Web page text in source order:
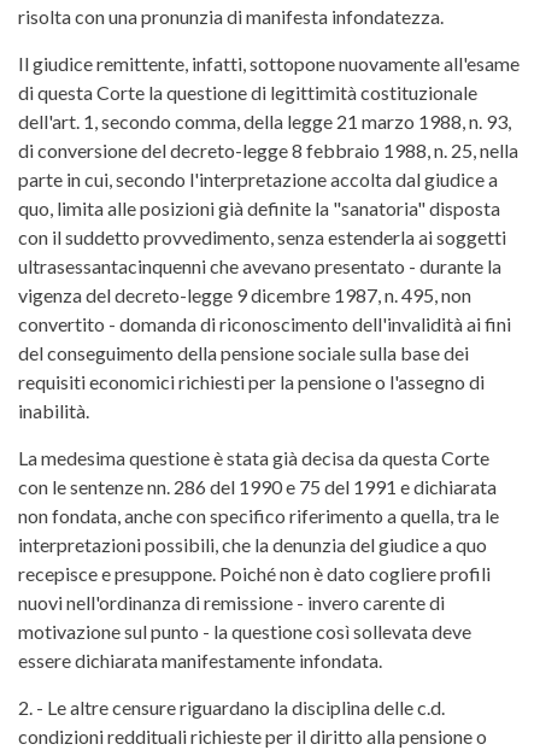
risolta con una pronunzia di manifesta infondatezza.
Il giudice remittente, infatti, sottopone nuovamente all'esame
di questa Corte la questione di legittimità costituzionale
dell'art. 1, secondo comma, della legge 21 marzo 1988, n. 93,
di conversione del decreto-legge 8 febbraio 1988, n. 25, nella
parte in cui, secondo l'interpretazione accolta dal giudice a
quo, limita alle posizioni già definite la "sanatoria" disposta
con il suddetto provvedimento, senza estenderla ai soggetti
ultrasessantacinquenni che avevano presentato - durante la
vigenza del decreto-legge 9 dicembre 1987, n. 495, non
convertito - domanda di riconoscimento dell'invalidità ai fini
del conseguimento della pensione sociale sulla base dei
requisiti economici richiesti per la pensione o l'assegno di
inabilità.
La medesima questione è stata già decisa da questa Corte
con le sentenze nn. 286 del 1990 e 75 del 1991 e dichiarata
non fondata, anche con specifico riferimento a quella, tra le
interpretazioni possibili, che la denunzia del giudice a quo
recepisce e presuppone. Poiché non è dato cogliere profili
nuovi nell'ordinanza di remissione - invero carente di
motivazione sul punto - la questione così sollevata deve
essere dichiarata manifestamente infondata.
2. - Le altre censure riguardano la disciplina delle c.d.
condizioni reddituali richieste per il diritto alla pensione o